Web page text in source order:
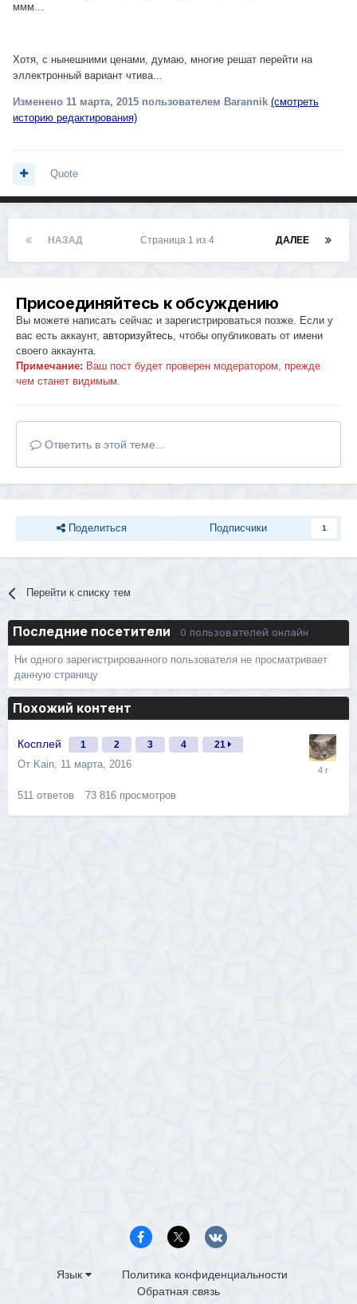
ммм...
Хотя, с нынешними ценами, думаю, многие решат перейти на
эллектронный вариант чтива...
Изменено 11 марта, 2015 пользователем Barannik (смотреть
историю редактирования)
Quote
НАЗАД ДАЛЕЕ
Страница 1 из 4
Присоединяйтесь к обсуждению
Вы можете написать сейчас и зарегистрироваться позже. Если у
вас есть аккаунт, авторизуйтесь, чтобы опубликовать от имени
своего аккаунта.
Примечание: Ваш пост будет проверен модератором, прежде
чем станет видимым.
Ответить в этой теме...
Поделиться Подписчики 1
Перейти к списку тем
Последние посетители 0 пользователей онлайн
Ни одного зарегистрированного пользователя не просматривает
данную страницу
Похожий контент
Косплей 1 2 3 4 21
От Kain, 11 марта, 2016
511 ответов 73 816 просмотров
Язык
Политика конфиденциальности
Обратная связь